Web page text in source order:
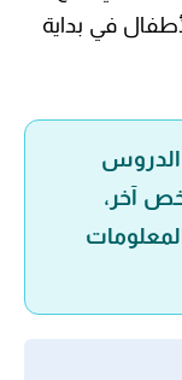
في بداية
الدروس
آخر،